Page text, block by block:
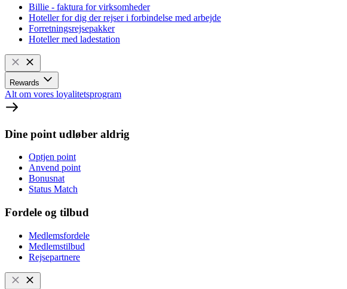
Billie - faktura for virksomheder
Hoteller for dig der rejser i forbindelse med arbejde
Forretningsrejsepakker
Hoteller med ladestation
Rewards
Alt om vores loyalitetsprogram
Dine point udløber aldrig
Optjen point
Anvend point
Bonusnat
Status Match
Fordele og tilbud
Medlemsfordele
Medlemstilbud
Rejsepartnere